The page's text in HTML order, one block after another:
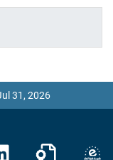
31, 2026